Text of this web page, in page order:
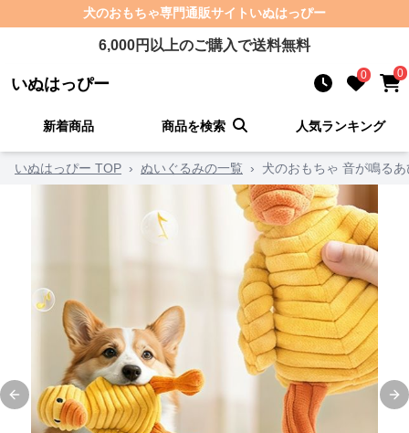
犬のおもちゃ専門通販サイト いぬはっぴー
6,000円以上のご購入で送料無料
いぬはっぴー 0 0
新着商品 商品を検索 人気ランキング
いぬはっぴー TOP › ぬいぐるみの一覧 › 犬のおもちゃ 音が鳴る
Previous slide